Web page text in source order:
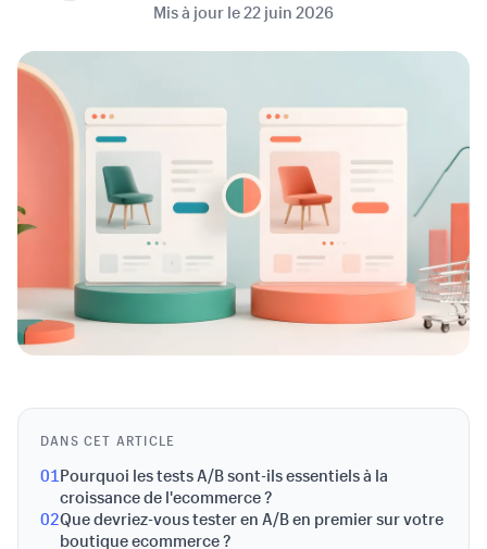
Mis à jour le22 juin 2026
DANS CET ARTICLE
01Pourquoi les tests A/B sont-ils essentiels à la
croissance de l'ecommerce ?
02Que devriez-vous tester en A/B en premier sur votre
boutique ecommerce ?